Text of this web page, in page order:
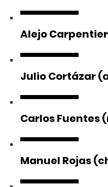
Alejo
Julio Cortázar
Carlos Fuentes
Manuel Rojas